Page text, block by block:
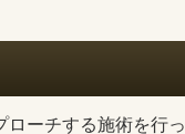
ローチする施術を行っ